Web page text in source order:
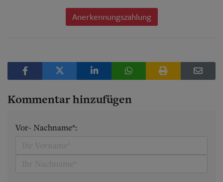
Anerkennungszahlung
Kommentar hinzufügen
Vor- Nachname*: